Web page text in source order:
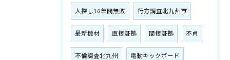
人探し16年間無敗 行方調査北九州市
最新機材 直接証拠 間接証拠 不貞
不倫調査北九州 電動キックボード